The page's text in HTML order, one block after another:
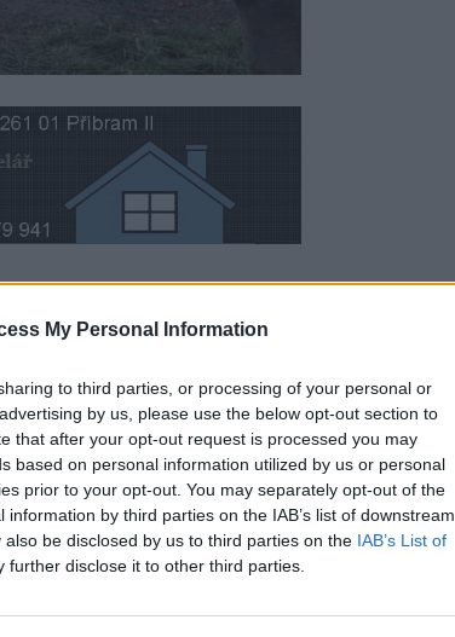
My Personal Information
to third parties, or processing of your personal or
by us, please use the below opt-out section to
that after your opt-out request is processed you may
based on personal information utilized by us or personal
prior to your opt-out. You may separately opt-out of the
by third parties on the IAB’s list of downstream
be disclosed by us to third parties on the IAB’s List of
further disclose it to other third parties.
v Milínské ulici a po více jak
o poznání méně. K přechodům
na jaře.
pro chodce, ale dojít k nim je pro
ve směru do centra. Například
tak chodili několikacentimetrovým
starším lidem. Nicméně na jaře
měsíců. Zakázka ještě není
se nacházejí podél komunikace,
stavu,“